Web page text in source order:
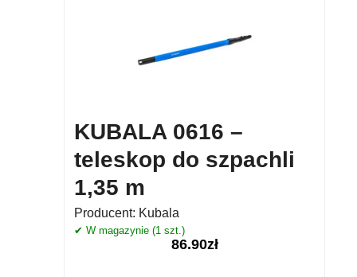
KUBALA 0616 –
teleskop do szpachli
1,35 m
Producent: Kubala
✔ W magazynie (1 szt.)
86.90zł